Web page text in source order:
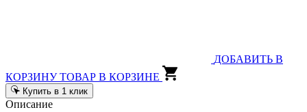
ДОБАВИТЬ В
КОРЗИНУ ТОВАР В КОРЗИНЕ
Купить в 1 клик
Описание